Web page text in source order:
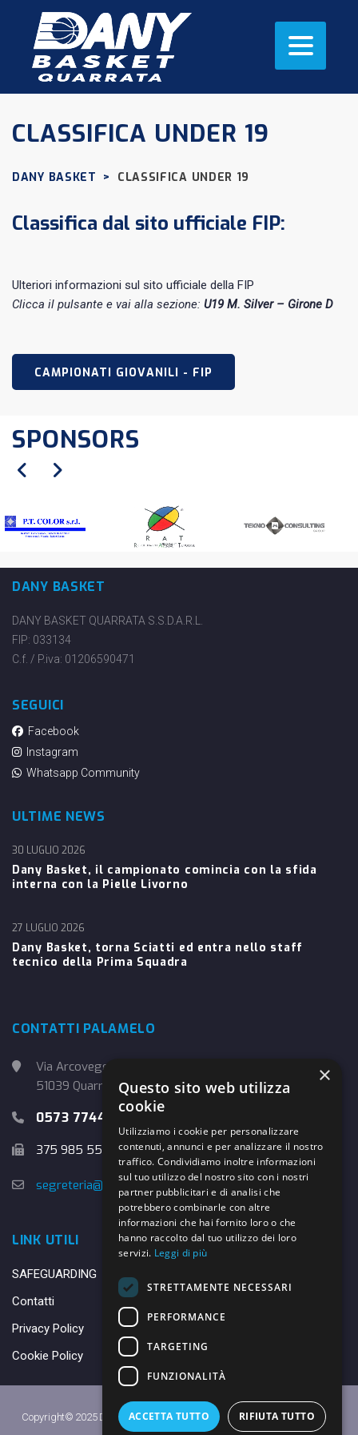
CLASSIFICA UNDER 19
DANY BASKET > CLASSIFICA UNDER 19
Classifica dal sito ufficiale FIP:
Ulteriori informazioni sul sito ufficiale della FIP
Clicca il pulsante e vai alla sezione: U19 M. Silver – Girone D
CAMPIONATI GIOVANILI - FIP
SPONSORS
DANY BASKET
DANY BASKET QUARRATA S.S.D.A.R.L.
FIP: 033134
C.f. / P.iva: 01206590471
SEGUICI
Facebook
Instagram
Whatsapp Community
ULTIME NEWS
Dany Basket, il campionato comincia con la sfida
interna con la Pielle Livorno
30 LUGLIO 2026
Dany Basket, torna Sciatti ed entra nello staff
tecnico della Prima Squadra
27 LUGLIO 2026
CONTATTI PALAMELO
Via Arcoveggio, 4
51039 Quarrata (PT)
0573 774457
375 985 5526
segreteria@danybasket.it
LINK UTILI
SAFEGUARDING
Contatti
Privacy Policy
Cookie Policy
Copyright© 2025 DANY BASKET QUARRATA S.S.D.A.R.L. -Privacy Policy
×
Questo sito web utilizza
cookie
Utilizziamo i cookie per personalizzare
contenuti, annunci e per analizzare il nostro
traffico. Condividiamo inoltre informazioni
sul tuo utilizzo del nostro sito con i nostri
partner pubblicitari e di analisi che
potrebbero combinarle con altre
informazioni che hai fornito loro o che
hanno raccolto dal tuo utilizzo dei loro
servizi. Leggi di più
STRETTAMENTE NECESSARI
PERFORMANCE
TARGETING
FUNZIONALITÀ
ACCETTA TUTTO RIFIUTA TUTTO